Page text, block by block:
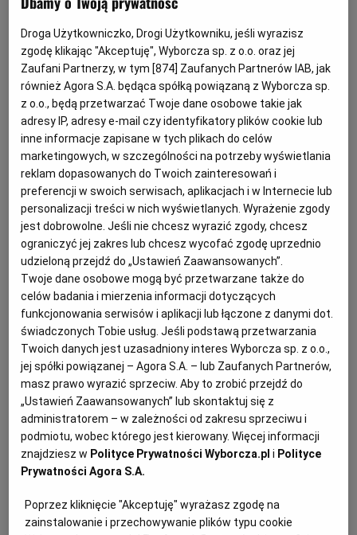
Przetarg w Krakowie (Fot. Pixbay)
D yrektor Wydziału Spraw
Administracyjnych UMK ogłosił
przetarg na udostępnienie ruchomych
stoisk handlowych zlokalizowanych w
Krakowie.
Bardzo dobra wiadomość dla osób
zainteresowanych prowadzeniem działalności
handlowej na terenie Krakowa. Urząd Miasta
właśnie ogłosił przetarg nieograniczony na
sprzedaż ruchomych stoisk handlowych. Dzięki
temu turyści przyjeżdżający do miasta będą mogli
kupić pamiątki oraz tradycyjne "Obwarszanki
Krakowskie".
Postępowanie zostanie rozstrzygnięte w dniu 18
Droga Użytkowniczko, Drogi Użytkowniku, jeśli wyrazisz
zgodę klikając "Akceptuję", Wyborcza sp. z o.o. oraz jej
Zaufani Partnerzy, w tym [874] Zaufanych Partnerów IAB, jak
również Agora S.A. będąca spółką powiązaną z Wyborcza sp.
z o.o., będą przetwarzać Twoje dane osobowe takie jak
adresy IP, adresy e-mail czy identyfikatory plików cookie lub
inne informacje zapisane w tych plikach do celów
marketingowych, w szczególności na potrzeby wyświetlania
reklam dopasowanych do Twoich zainteresowań i
preferencji w swoich serwisach, aplikacjach i w Internecie lub
personalizacji treści w nich wyświetlanych. Wyrażenie zgody
jest dobrowolne. Jeśli nie chcesz wyrazić zgody, chcesz
ograniczyć jej zakres lub chcesz wycofać zgodę uprzednio
udzieloną przejdź do „Ustawień Zaawansowanych”.
Twoje dane osobowe mogą być przetwarzane także do
celów badania i mierzenia informacji dotyczących
funkcjonowania serwisów i aplikacji lub łączone z danymi dot.
świadczonych Tobie usług. Jeśli podstawą przetwarzania
Twoich danych jest uzasadniony interes Wyborcza sp. z o.o.,
jej spółki powiązanej – Agora S.A. – lub Zaufanych Partnerów,
masz prawo wyrazić sprzeciw. Aby to zrobić przejdź do
„Ustawień Zaawansowanych” lub skontaktuj się z
administratorem – w zależności od zakresu sprzeciwu i
podmiotu, wobec którego jest kierowany. Więcej informacji
znajdziesz w Polityce Prywatności Wyborcza.pl i Polityce
Prywatności Agora S.A.
Poprzez kliknięcie "Akceptuję" wyrażasz zgodę na
zainstalowanie i przechowywanie plików typu cookie